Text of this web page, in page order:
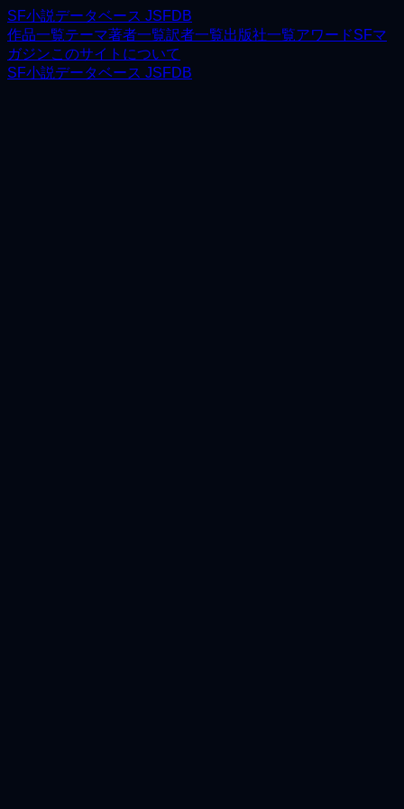
SF小説データベース JSFDB
作品一覧テーマ著者一覧訳者一覧出版社一覧アワードSFマ
ガジンこのサイトについて
SF小説データベース JSFDB